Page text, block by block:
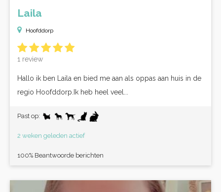
Laila
Hoofddorp
1 review
Hallo ik ben Laila en bied me aan als oppas aan huis in de
regio Hoofddorp.Ik heb heel veel...
Past op:
2 weken geleden actief
100% Beantwoorde berichten